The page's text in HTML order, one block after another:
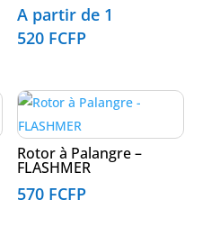
A partir de 1
520 FCFP
Rotor à Palangre –
FLASHMER
570 FCFP